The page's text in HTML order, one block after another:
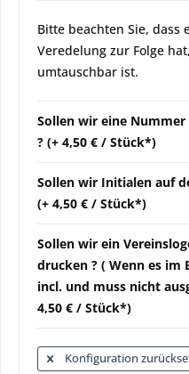
Bitte beachten Sie, dass
Veredelung zur Folge
umtauschbar ist.
Sollen wir eine
? (+ 4,50 € / Stück*)
Sollen wir Initialen auf
(+ 4,50 € / Stück*)
Sollen wir ein
drucken ? ( Wenn es im
incl. und muss nicht
4,50 € / Stück*)
Konfiguration